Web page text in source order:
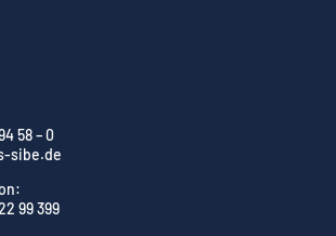
58 – 0
sibe.de
99 399